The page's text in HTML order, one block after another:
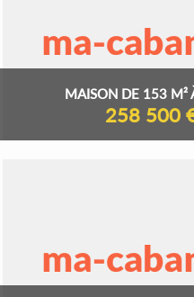
MAISON DE 153 M²
258 500